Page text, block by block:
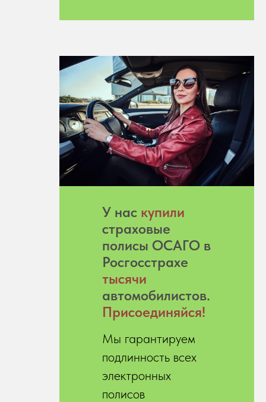
У нас купили
страховые
полисы ОСАГО в
Росгосстрахе
тысячи
автомобилистов.
Присоединяйся!
Мы гарантируем
подлинность всех
электронных
полисов